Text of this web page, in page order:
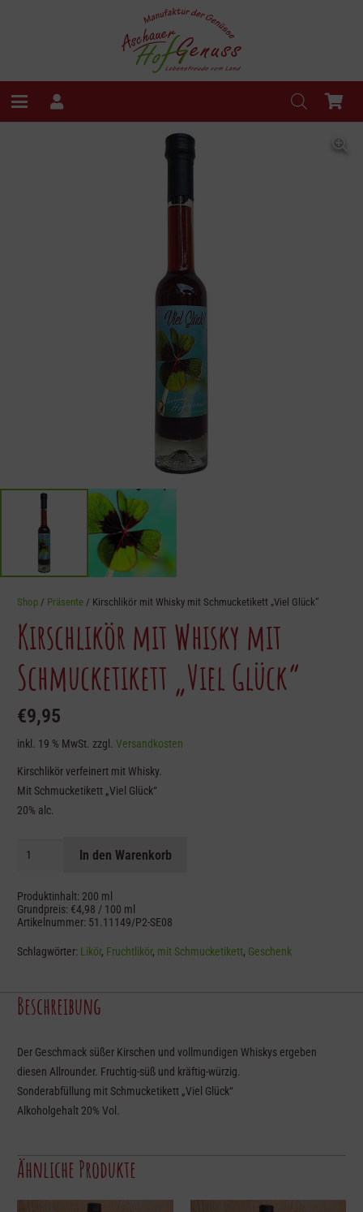
Shop / Präsente / Kirschlikör mit Whisky mit Schmucketikett „Viel Glück“
Kirschlikör mit Whisky mit
Schmucketikett „Viel Glück“
€9,95
inkl. 19 % MwSt. zzgl. Versandkosten
Kirschlikör verfeinert mit Whisky.
Mit Schmucketikett „Viel Glück“
20% alc.
Kirschlikör
mit
Schmucketikett
"Viel
In den Warenkorb
Produktinhalt: 200 ml
Grundpreis: €4,98 / 100 ml
Artikelnummer: 51.11149/P2-SE08
Schlagwörter: Likör, Fruchtlikör, mit Schmucketikett, Geschenk
Beschreibung
Der Geschmack süßer Kirschen und vollmundigen Whiskys ergeben
diesen Allrounder. Fruchtig-süß und kräftig-würzig.
Sonderabfüllung mit Schmucketikett „Viel Glück“
Alkoholgehalt 20% Vol.
Ähnliche Produkte